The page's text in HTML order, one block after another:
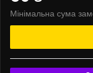
Мінімальна сума